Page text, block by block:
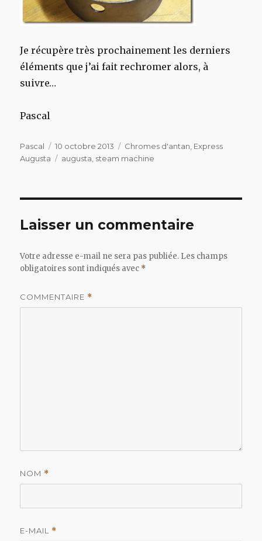
Je récupère très prochainement les derniers
éléments que j’ai fait rechromer alors, à
suivre…
Pascal
Auteur
Pascal
Publié
le
10 octobre 2013 Catégories
Chromes d'antan, Express
Augusta
Étiquettes
augusta, steam machine
Laisser un commentaire
Votre adresse e-mail ne sera pas publiée. Les champs
obligatoires sont indiqués avec *
COMMENTAIRE *
NOM *
E-MAIL *